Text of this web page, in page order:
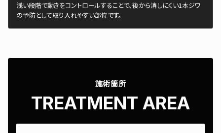
浅い段階で動きをコントロールすることで、後から消しにくい1本ジワ
の予防として取り入れやすい部位です。
施術箇所
TREATMENT AREA